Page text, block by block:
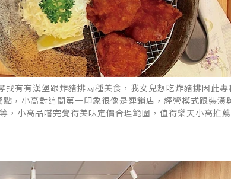
有有漢堡跟炸豬排兩種美食，我女兒想吃炸豬排因此專
，小高對這間第一印象很像是連鎖店，經營模式跟裝潢
小高品嚐完覺得美味定價合理範圍，值得樂天小高推